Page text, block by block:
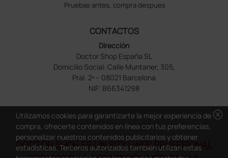
Pruebas antes, compra despues
CONTACTOS
Dirección
Doctor Shop España SL
Domicilio Social: Calle Muntaner, 305,
Pral. 2ª – 08021 Barcelona
NIF: B66341298
DOCTOR SHOP ES UN SITIO WEB PROFESIONAL
cancel
Utilizamos cookies para garantizarte la mejor experiencia de
compra, ofrecerte contenidos en línea con tus preferencias,
personalizar nuestros contenidos publicitarios y obtener
estadísticas. Terceros autorizados también utilizan estas